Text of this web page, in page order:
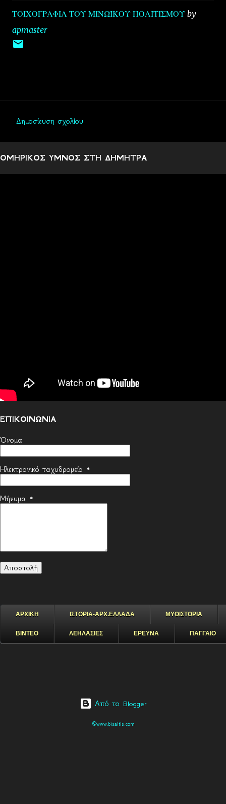
ΤΟΙΧΟΓΡΑΦΙΑ ΤΟΥ ΜΙΝΩΪΚΟΥ ΠΟΛΙΤΙΣΜΟΥ by
apmaster
ό
λ
Δημοσίευση σχολίου
ΟΜΗΡΙΚΟΣ ΥΜΝΟΣ ΣΤΗ ΔΗΜΗΤΡΑ
ΕΠΙΚΟΙΝΩΝΙΑ
Όνομα
Ηλεκτρονικό ταχυδρομείο *
Μήνυμα *
ΑΡΧΙΚΗ ΙΣΤΟΡΙΑ-ΑΡΧ.ΕΛΛΑΔΑ ΜΥΘΙΣΤΟΡΙΑ
ΒΙΝΤΕΟ ΛΕΗΛΑΣΙΕΣ ΕΡΕΥΝΑ ΠΑΓΓΑΙΟ
Από το Blogger
©www.bisaltis.com